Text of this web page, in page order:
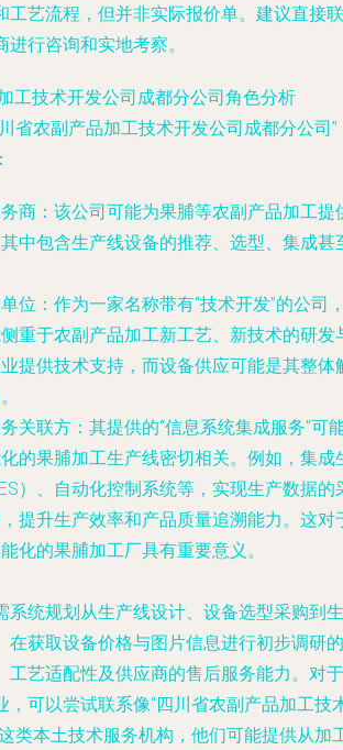
工艺流程，但并非实际报价单。建议直接联
行咨询和实地考察。
工技术开发公司成都分公司角色分析
省农副产品加工技术开发公司成都分公司”
商 ：该公司可能为果脯等农副产品加工提
中包含生产线设备的推荐、选型、集成甚
位 ：作为一家名称带有“技术开发”的公司
重于农副产品加工新工艺、新技术的研发
提供技术支持，而设备供应可能是其整体
关联方 ：其提供的“信息系统集成服务”可
的果脯加工生产线密切相关。例如，集成
）、自动化控制系统等，实现生产数据的
提升生产效率和产品质量追溯能力。这对
化的果脯加工厂具有重要意义。
系统规划从生产线设计、设备选型采购到生
在获取设备价格与图片信息进行初步调研的
工艺适配性及供应商的售后服务能力。对于
，可以尝试联系像“四川省农副产品加工技
类本土技术服务机构，他们可能提供从加